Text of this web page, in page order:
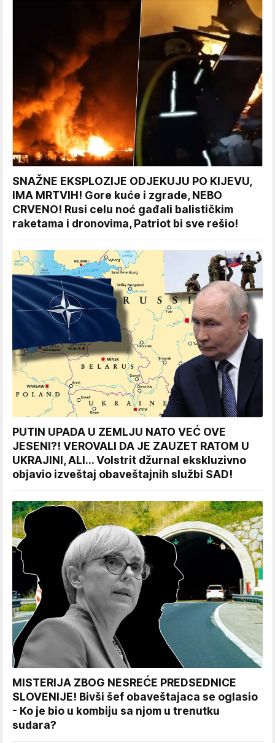
SNAŽNE EKSPLOZIJE ODJEKUJU PO KIJEVU,
IMA MRTVIH! Gore kuće i zgrade, NEBO
CRVENO! Rusi celu noć gađali balističkim
raketama i dronovima, Patriot bi sve rešio!
PUTIN UPADA U ZEMLJU NATO VEĆ OVE
JESENI?! VEROVALI DA JE ZAUZET RATOM U
UKRAJINI, ALI... Volstrit džurnal ekskluzivno
objavio izveštaj obaveštajnih službi SAD!
MISTERIJA ZBOG NESREĆE PREDSEDNICE
SLOVENIJE! Bivši šef obaveštajaca se oglasio
- Ko je bio u kombiju sa njom u trenutku
sudara?